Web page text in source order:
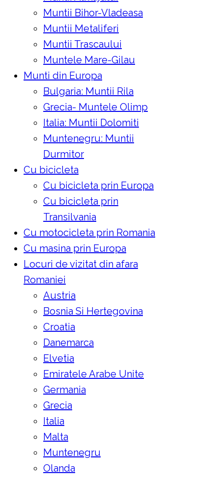
Muntii Bihor-Vladeasa
Muntii Metaliferi
Muntii Trascaului
Muntele Mare-Gilau
Munti din Europa
Bulgaria: Muntii Rila
Grecia- Muntele Olimp
Italia: Muntii Dolomiti
Muntenegru: Muntii
Durmitor
Cu bicicleta
Cu bicicleta prin Europa
Cu bicicleta prin
Transilvania
Cu motocicleta prin Romania
Cu masina prin Europa
Locuri de vizitat din afara
Romaniei
Austria
Bosnia Si Hertegovina
Croatia
Danemarca
Elvetia
Emiratele Arabe Unite
Germania
Grecia
Italia
Malta
Muntenegru
Olanda